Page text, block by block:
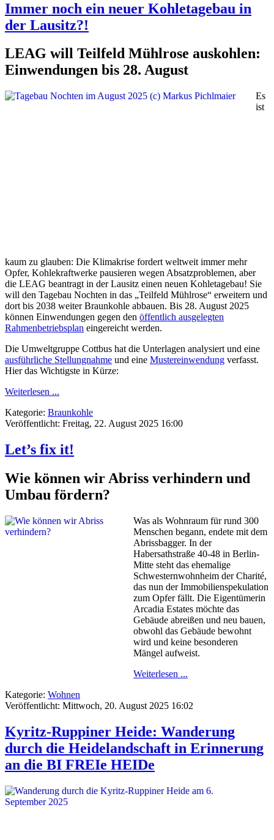
Immer noch ein neuer Kohletagebau in
der Lausitz?!
LEAG will Teilfeld Mühlrose auskohlen:
Einwendungen bis 28. August
Es
ist
kaum zu glauben: Die Klimakrise fordert weltweit immer mehr
Opfer, Kohlekraftwerke pausieren wegen Absatzproblemen, aber
die LEAG beantragt in der Lausitz einen neuen Kohletagebau! Sie
will den Tagebau Nochten in das „Teilfeld Mühlrose“ erweitern und
dort bis 2038 weiter Braunkohle abbauen. Bis 28. August 2025
können Einwendungen gegen den öffentlich ausgelegten
Rahmenbetriebsplan eingereicht werden.
Die Umweltgruppe Cottbus hat die Unterlagen analysiert und eine
ausführliche Stellungnahme und eine Mustereinwendung verfasst.
Hier das Wichtigste in Kürze:
Weiterlesen ...
Kategorie: Braunkohle
Veröffentlicht: Freitag, 22. August 2025 16:00
Let’s fix it!
Wie können wir Abriss verhindern und
Umbau fördern?
Was als Wohnraum für rund 300
Menschen begann, endete mit dem
Abrissbagger. In der
Habersathstraße 40-48 in Berlin-
Mitte steht das ehemalige
Schwesternwohnheim der Charité,
das nun der Immobilienspekulation
zum Opfer fällt. Die Eigentümerin
Arcadia Estates möchte das
Gebäude abreißen und neu bauen,
obwohl das Gebäude bewohnt
wird und keine besonderen
Mängel aufweist.
Weiterlesen ...
Kategorie: Wohnen
Veröffentlicht: Mittwoch, 20. August 2025 16:02
Kyritz-Ruppiner Heide: Wanderung
durch die Heidelandschaft in Erinnerung
an die BI FREIe HEIDe